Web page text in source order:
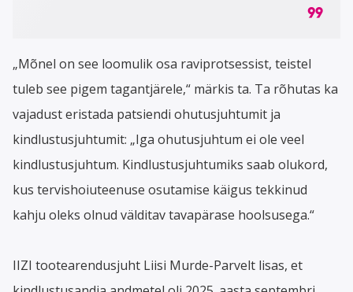
„Mõnel on see loomulik osa raviprotsessist, teistel
tuleb see pigem tagantjärele,“ märkis ta. Ta rõhutas ka
vajadust eristada patsiendi ohutusjuhtumit ja
kindlustusjuhtumit: „Iga ohutusjuhtum ei ole veel
kindlustusjuhtum. Kindlustusjuhtumiks saab olukord,
kus tervishoiuteenuse osutamise käigus tekkinud
kahju oleks olnud välditav tavapärase hoolsusega.“
IIZI tootearendusjuht Liisi Murde-Parvelt lisas, et